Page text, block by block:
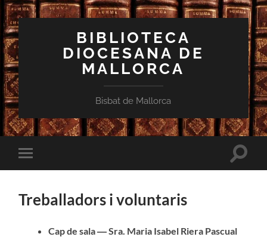
BIBLIOTECA
DIOCESANA DE
MALLORCA
Bisbat de Mallorca
Toggle
mobile
Toggle
Treballadors i voluntaris
Cap de sala ― Sra. Maria Isabel Riera Pascual